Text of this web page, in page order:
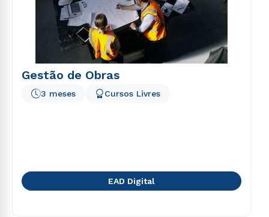
Gestão de Obras
3 meses Cursos Livres
EAD Digital